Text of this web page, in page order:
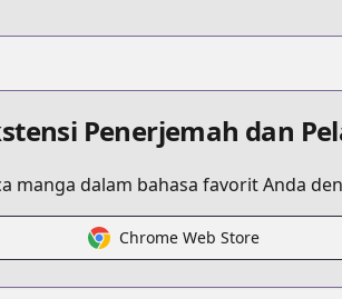
MANGA Plus
https://mangaplus.shueisha.co.jp/titles/
Penerjemah dan
manga dalam bahasa favorit Anda
Chrome Web Store